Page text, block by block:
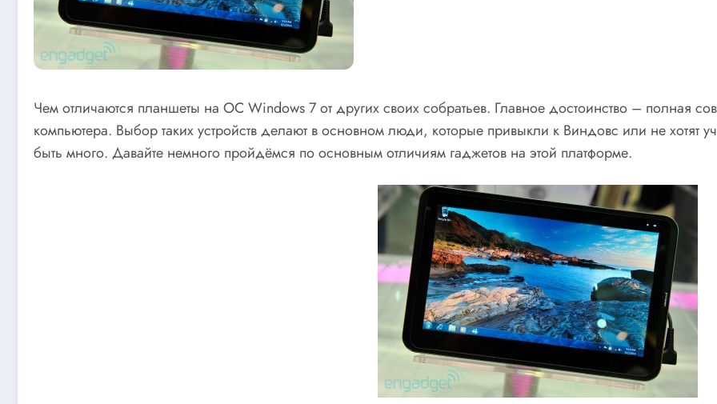
Чем отличаются планшеты на ОС Windows 7 от других своих собратьев. Главное достоинство – полная
компьютера. Выбор таких устройств делают в основном люди, которые привыкли к Виндовс или не хотят
быть много. Давайте немного пройдёмся по основным отличиям гаджетов на этой платформе.